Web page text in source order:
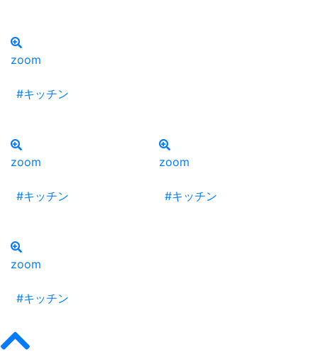
zoom
#キッチン
zoom
#キッチン
zoom
#キッチン
zoom
#キッチン